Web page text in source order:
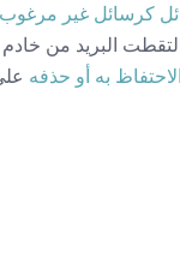
كرسائل غير مرغوب
به أو حذفه